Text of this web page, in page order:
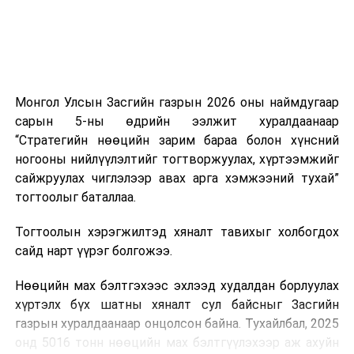
“Газрын тосны бүтээгдэхүүний хомсдолоос
сэргийлэх талаар авах зарим арга хэмжээний тухай”
Засгийн газрын тогтоолоор бүх төрлийн шатахууны
импортын гаалийн албан татварыг 2027 оны
хоёрдугаар сарын 1 хүртэл тэг хувиар тогтоолоо.
Мөн газрын тосны бүтээгдэхүүн, шатахууныг хилээр
шуурхай нэвтрүүлэх, тээвэрлэх, буулгах, гадаад
хөнгөвчлөх, шаардлага хангасан зөвшөөрлийн
хүсэлтийг түргэн шийдвэрлэх, шатахууны
нийлүүлэлтийн тогтвортой байдлыг хангахыг
холбогдох сайд нарт үүрэг болголоо.
Монгол Улсын Засгийн газрын 2026 оны наймдугаар
сарын 5-ны өдрийн ээлжит хуралдаанаар
“Стратегийн нөөцийн зарим бараа болон хүнсний
ногооны нийлүүлэлтийг тогтворжуулах, хүртээмжийг
сайжруулах чиглэлээр авах арга хэмжээний тухай”
тогтоолыг баталлаа.
Тогтоолын хэрэгжилтэд хяналт тавихыг холбогдох
сайд нарт үүрэг болгожээ.
Нөөцийн мах бэлтгэхээс эхлээд худалдан борлуулах
хүртэлх бүх шатны хяналт сул байсныг Засгийн
газрын хуралдаанаар онцолсон байна. Тухайлбал, 2025
онд 5016 тонн нөөцийн мах бэлтгүүлэхээр аж ахуйн